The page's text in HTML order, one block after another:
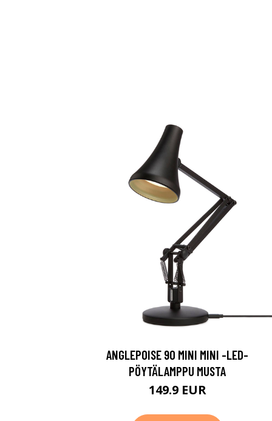
ANGLEPOISE 90 MINI MINI -LED-
PÖYTÄLAMPPU MUSTA
149.9 EUR